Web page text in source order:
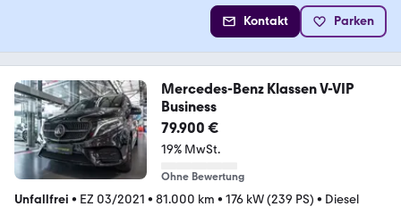
Kontakt Parken
Mercedes-Benz Klassen V-VIP
Business
79.900 €
19% MwSt.
Ohne Bewertung
Unfallfrei • EZ 03/2021 • 81.000 km • 176 kW (239 PS) • Diesel